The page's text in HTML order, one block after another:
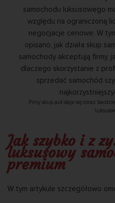
Pilny skup aut staje się coraz
Jak szybko i z
luksusowy
premium
W tym artykule szczegółowo